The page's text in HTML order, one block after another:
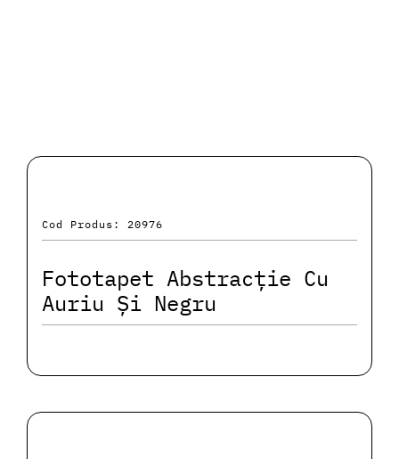
Cod Produs: 20976
Fototapet Abstracție Cu
Auriu Și Negru